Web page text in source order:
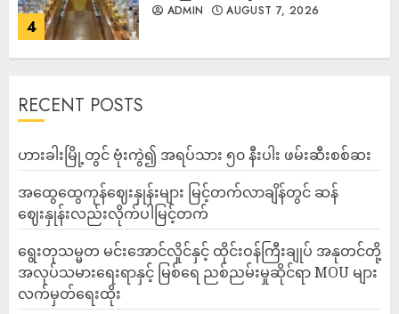
4
ADMIN AUGUST 7, 2026
RECENT POSTS
ဟားခါးမြို့တွင် ဗုံးကွဲ၍ အရပ်သား ၅၀ နီးပါး ဖမ်းဆီးစစ်ဆး
အထွေထွေကုန်ဈေးနှုန်းများ မြင့်တက်လာချိန်တွင် ဆန်
ဈေးနှုန်းလည်းလိုက်ပါမြင့်တက်
ရွေးတုသမ္မတ မင်းအောင်လှိုင်နှင့် ထိုင်းဝန်ကြီးချုပ် အနုတင်တို့
အလုပ်သမားရေးရာနှင့် မြစ်ရေ ညစ်ညမ်းမှုဆိုင်ရာ MOU များ
လက်မှတ်ရေးထိုး